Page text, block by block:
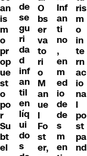
an
is
m
o
pr
op
ue
st
o
po
r
Su
bt
el
de
se
gu
ri
da
d
inf
an
til
en
líq
ui
do
s
O
bs
er
va
to
ri
o
M
an
ue
l
Fo
st
er,
Inf
an
ti
no
,
en
m
ed
io
de
de
s
m
en
ris
m
o
in
te
rn
ac
io
na
l
po
st
pa
nd